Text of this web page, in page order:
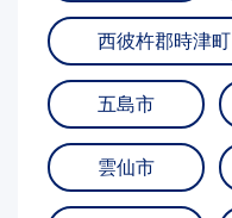
西彼杵郡時津町
五島市
雲仙市